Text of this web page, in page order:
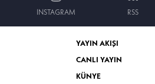
INSTAGRAM RSS
YAYIN AKIŞI
CANLI YAYIN
KÜNYE